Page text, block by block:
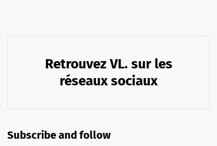
Retrouvez VL. sur les
réseaux sociaux
Subscribe and follow